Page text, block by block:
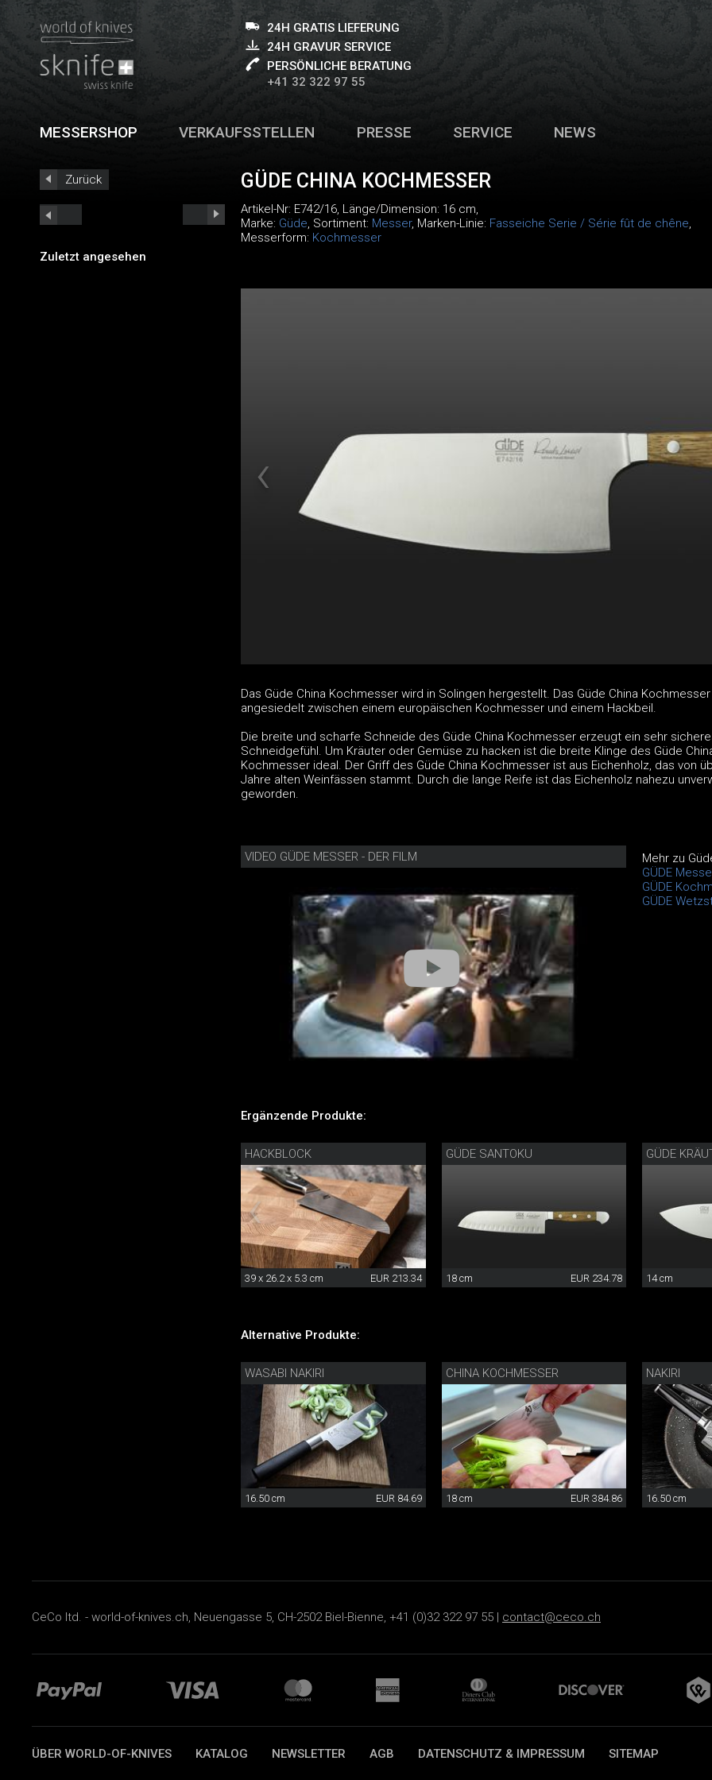
24H GRATIS LIEFERUNG
24H GRAVUR SERVICE
PERSÖNLICHE BERATUNG
+41 32 322 97 55
MESSERSHOP VERKAUFSSTELLEN PRESSE SERVICE NEWS
Zurück
Zuletzt angesehen
GÜDE CHINA KOCHMESSER
Artikel-Nr: E742/16, Länge/Dimension: 16 cm,
Marke: Güde, Sortiment: Messer, Marken-Linie: Fasseiche Serie / Série fût de chêne,
Messerform: Kochmesser
Das Güde China Kochmesser wird in Solingen hergestellt. Das Güde China
angesiedelt zwischen einem europäischen Kochmesser und einem Hackbeil.
Die breite und scharfe Schneide des Güde China Kochmesser erzeugt ein sehr
Schneidgefühl. Um Kräuter oder Gemüse zu hacken ist die breite Klinge des Güde
Kochmesser ideal. Der Griff des Güde China Kochmesser ist aus Eichenholz, das von
Jahre alten Weinfässen stammt. Durch die lange Reife ist das Eichenholz nahezu
geworden.
VIDEO GÜDE MESSER - DER FILM
Mehr zu
GÜDE
GÜDE
GÜDE
Ergänzende Produkte:
HACKBLOCK
39 x 26.2 x 5.3 cm EUR 213.34
GÜDE SANTOKU
18 cm EUR 234.78
GÜDE
14 cm
Alternative Produkte:
WASABI NAKIRI
16.50 cm EUR 84.69
CHINA KOCHMESSER
18 cm EUR 384.86
NAKIRI
16.50 cm
CeCo ltd. - world-of-knives.ch, Neuengasse 5, CH-2502 Biel-Bienne, +41 (0)32 322 97 55 | contact@ceco.ch
ÜBER WORLD-OF-KNIVES KATALOG NEWSLETTER AGB DATENSCHUTZ & IMPRESSUM SITEMAP